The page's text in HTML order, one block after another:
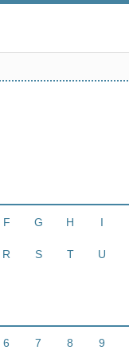
F G H I
R S T U
6 7 8 9